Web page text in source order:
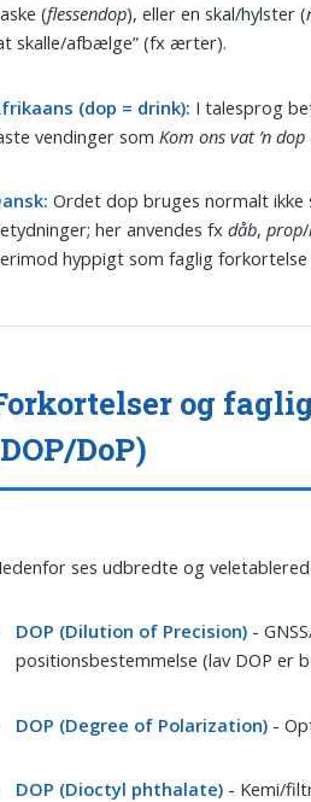
(flessendop), eller en skal/hylster (
skalle/afbælge” (fx ærter).
(dop = drink): I talesprog
vendinger som Kom ons vat ’n dop
Ordet dop bruges normalt
her anvendes fxdåb,prop/
hyppigt som faglig forkortelse
og
DoP)
ses udbredte og
DOP (Dilution of Precision) -
positionsbestemmelse (lav DOP er
DOP (Degree of Polarization) -
DOP (Dioctyl phthalate) - Kemi/